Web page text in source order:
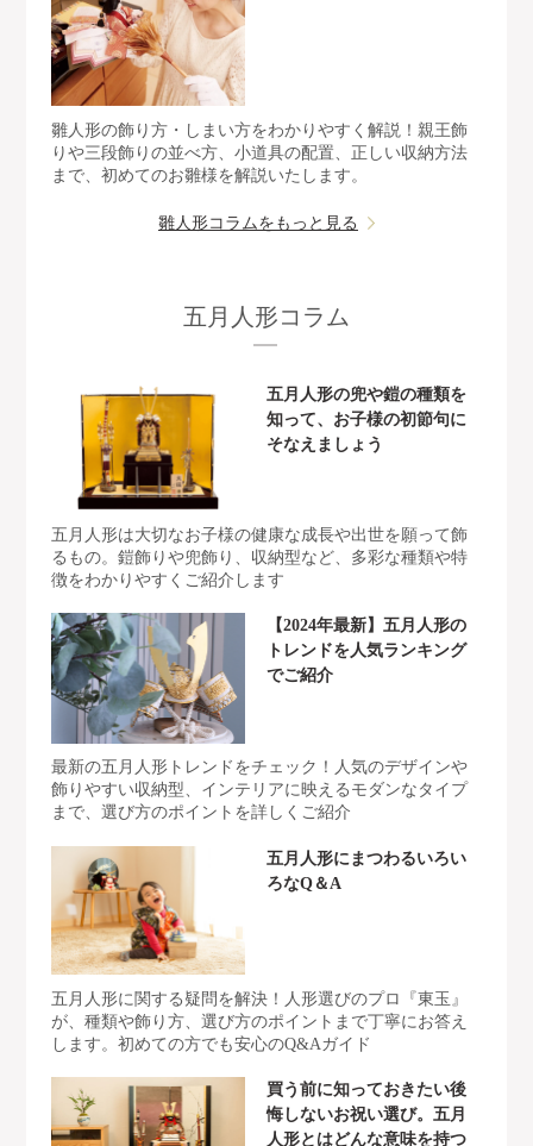
雛人形の飾り方・しまい方をわかりやすく解説！親王飾
りや三段飾りの並べ方、小道具の配置、正しい収納方法
まで、初めてのお雛様を解説いたします。
雛人形コラムをもっと見る
五月人形コラム
五月人形の兜や鎧の種類を
知って、お子様の初節句に
そなえましょう
五月人形は大切なお子様の健康な成長や出世を願って飾
るもの。鎧飾りや兜飾り、収納型など、多彩な種類や特
徴をわかりやすくご紹介します
【2024年最新】五月人形の
トレンドを人気ランキング
でご紹介
最新の五月人形トレンドをチェック！人気のデザインや
飾りやすい収納型、インテリアに映えるモダンなタイプ
まで、選び方のポイントを詳しくご紹介
五月人形にまつわるいろい
ろなQ＆A
五月人形に関する疑問を解決！人形選びのプロ『東玉』
が、種類や飾り方、選び方のポイントまで丁寧にお答え
します。初めての方でも安心のQ&Aガイド
買う前に知っておきたい後
悔しないお祝い選び。五月
人形とはどんな意味を持つ